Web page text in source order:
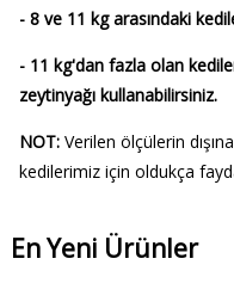
- 8 ve 11 kg arasındaki
- 11 kg'dan fazla olan
zeytinyağı kullanabilirsiniz.
NOT:Verilen ölçülerin dışına
kedilerimiz için oldukça
En Yeni Ürünler